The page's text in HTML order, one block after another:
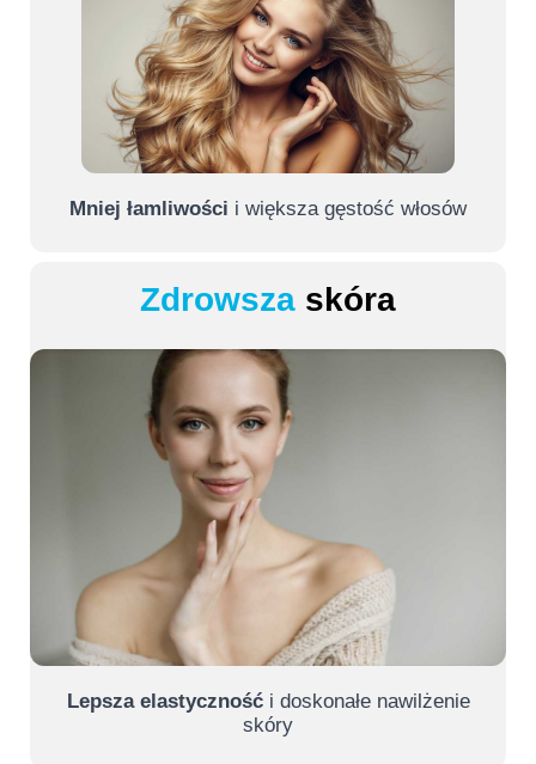
Mniej łamliwości i większa gęstość włosów
Zdrowsza skóra
Lepsza elastycznośći doskonałe nawilżenie
skóry